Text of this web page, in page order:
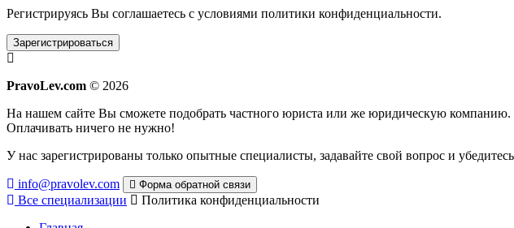
Регистрируясь Вы соглашаетесь с условиями политики конфиденциальности.
Зарегистрироваться
PravoLev.com © 2026
На нашем сайте Вы сможете подобрать частного юриста или же юридическую
Оплачивать ничего не нужно!
У нас зарегистрированы только опытные специалисты, задавайте свой вопрос и
info@pravolev.com Форма обратной связи
Все специализации
Политика конфиденциальности